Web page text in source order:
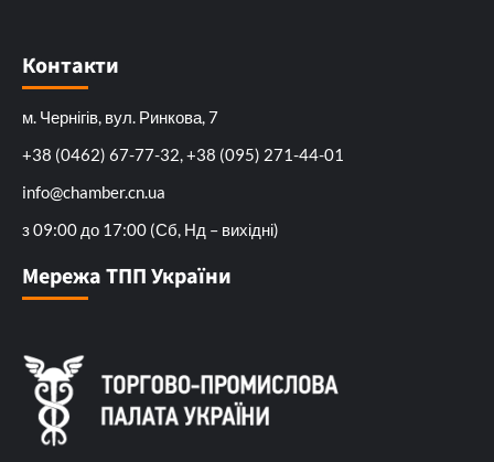
Контакти
м. Чернігів, вул. Ринкова, 7
+38 (0462) 67-77-32, +38 (095) 271-44-01
info@chamber.cn.ua
з 09:00 до 17:00 (Сб, Нд – вихідні)
Мережа ТПП України